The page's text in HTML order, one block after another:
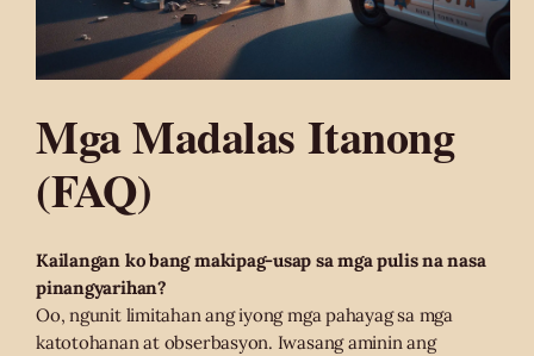
Mga Madalas Itanong
(FAQ)
Kailangan ko bang makipag-usap sa mga pulis na nasa
pinangyarihan?
Oo, ngunit limitahan ang iyong mga pahayag sa mga
katotohanan at obserbasyon. Iwasang aminin ang